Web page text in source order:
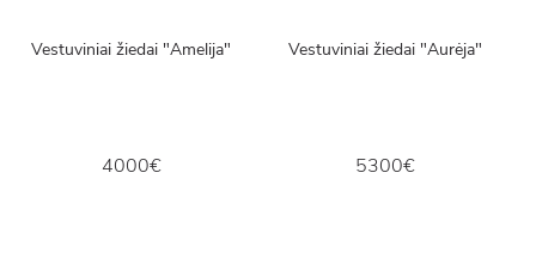
Vestuviniai žiedai "Amelija"
4000€
Vestuviniai žiedai "Aurėja"
5300€